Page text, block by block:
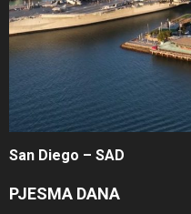
San Diego – SAD
PJESMA DANA